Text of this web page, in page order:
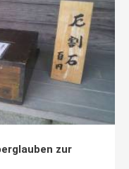
zur